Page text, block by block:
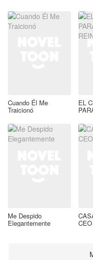
Cuando Él Me
Traicionó
EL
Me Despido
Elegantemente